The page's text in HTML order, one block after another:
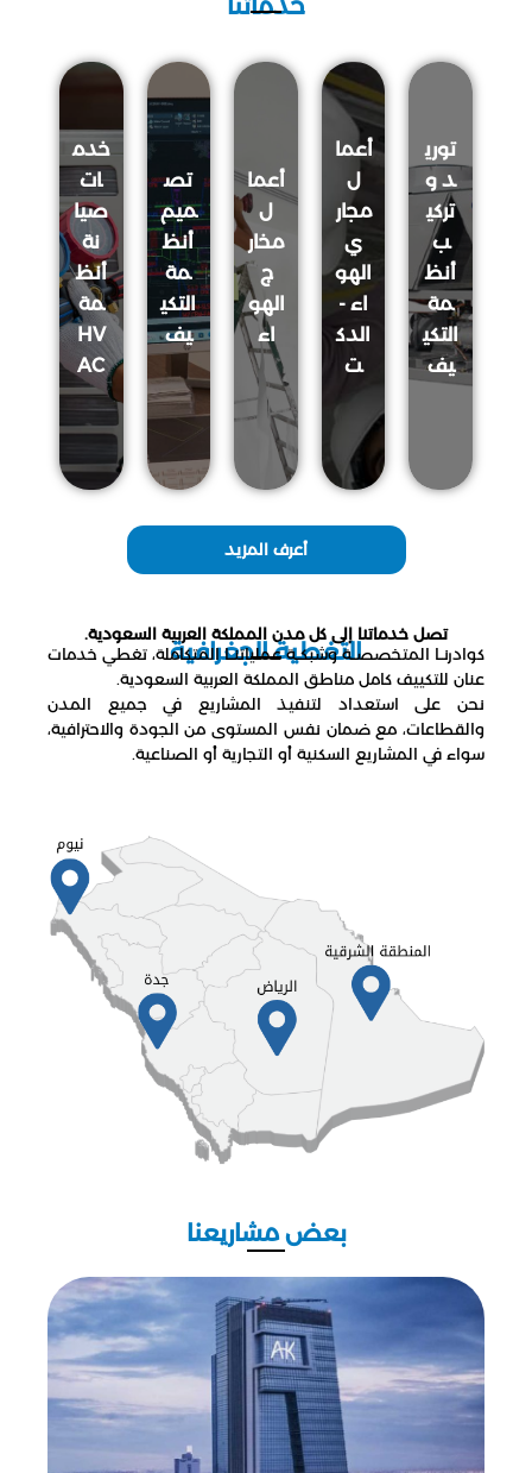
خدماتنا
د و
تركي
ب
مة
التكي
يف
أعما
تص
ميم
مة
التكي
يف
خدم
أنظ
مة
HV
AC
أعرف المزيد
تصل خدماتنا إلى كل مدن المملكة العربية السعودية.
التغطية الجغرافية
كوادرنــا المتخصصــة وشبكــة عملياتنــا المتكاملة، تغطي خدمات
عنان للتكييف كامل مناطق المملكة العربية السعودية.
نحن على استعداد لتنفيذ المشاريع في جميع المدن
والقطاعات، مع ضمان نفس المستوى من الجودة والاحترافية،
سواء في المشاريع السكنية أو التجارية أو الصناعية.
بعض مشاريعنا